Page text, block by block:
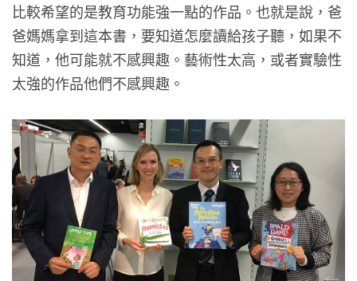
比較希望的是教育功能強一點的作品。也就是說，爸
爸媽媽拿到這本書，要知道怎麼讀給孩子聽，如果不
知道，他可能就不感興趣。藝術性太高，或者實驗性
太強的作品他們不感興趣。